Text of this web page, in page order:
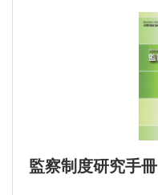
監察制度研究手冊